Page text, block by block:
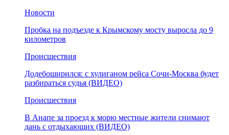
Новости
Пробка на подъезде к Крымскому мосту выросла до 9
километров
Происшествия
Додебоширился: с хулиганом рейса Сочи-Москва будет
разбираться судья (ВИДЕО)
Происшествия
В Анапе за проезд к морю местные жители снимают
дань с отдыхающих (ВИДЕО)